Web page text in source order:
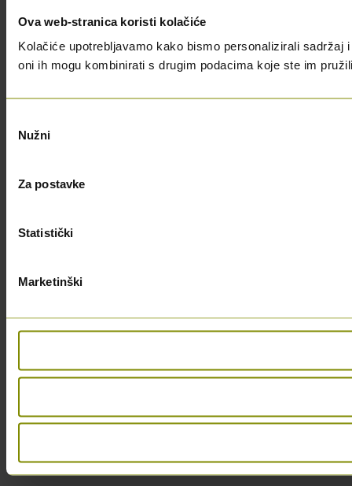
Ova web-stranica koristi kolačiće
Kolačiće upotrebljavamo kako bismo personalizirali
oni ih mogu kombinirati s drugim podacima koje ste im
pristanka
Nužni
Za postavke
Statistički
Marketinški